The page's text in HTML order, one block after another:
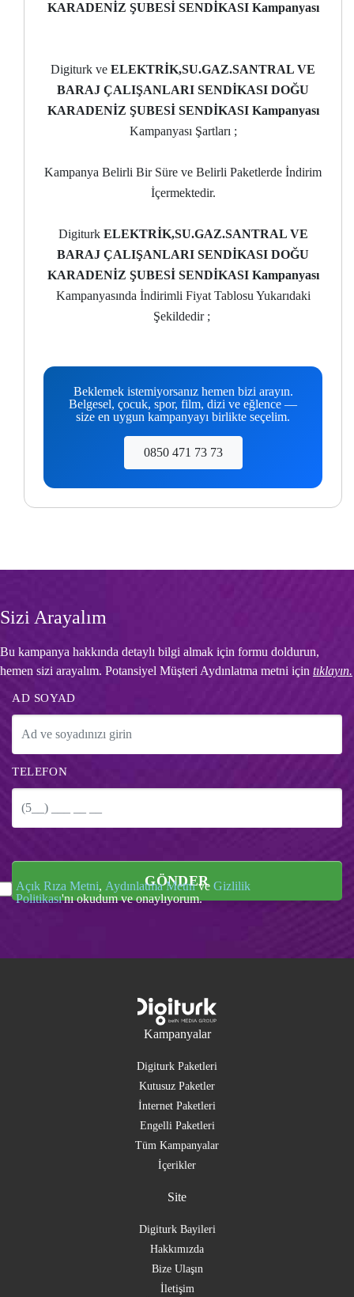
KARADENİZ ŞUBESİ SENDİKASI Kampanyası
Digiturk ve ELEKTRİK,SU.GAZ.SANTRAL VE
BARAJ ÇALIŞANLARI SENDİKASI DOĞU
KARADENİZ ŞUBESİ SENDİKASI Kampanyası
Kampanyası Şartları ;
Kampanya Belirli Bir Süre ve Belirli Paketlerde İndirim
İçermektedir.
Digiturk ELEKTRİK,SU.GAZ.SANTRAL VE
BARAJ ÇALIŞANLARI SENDİKASI DOĞU
KARADENİZ ŞUBESİ SENDİKASI Kampanyası
Kampanyasında İndirimli Fiyat Tablosu Yukarıdaki
Şekildedir ;
Beklemek istemiyorsanız hemen bizi arayın.
Belgesel, çocuk, spor, film, dizi ve eğlence —
size en uygun kampanyayı birlikte seçelim.
0850 471 73 73
Sizi Arayalım
Bu kampanya hakkında detaylı bilgi almak için formu doldurun,
hemen sizi arayalım. Potansiyel Müşteri Aydınlatma metni için tıklayın.
AD SOYAD
TELEFON
GÖNDER
Açık Rıza Metni, Aydınlatma Metnive Gizlilik
Politikası'nı okudum ve onaylıyorum.
Kampanyalar
Digiturk Paketleri
Kutusuz Paketler
İnternet Paketleri
Engelli Paketleri
Tüm Kampanyalar
İçerikler
Site
Digiturk Bayileri
Hakkımızda
Bize Ulaşın
İletişim